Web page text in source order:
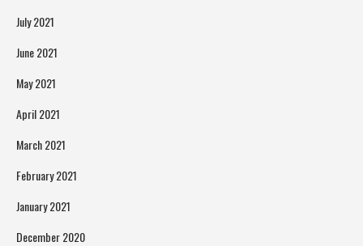
July 2021
June 2021
May 2021
April 2021
March 2021
February 2021
January 2021
December 2020